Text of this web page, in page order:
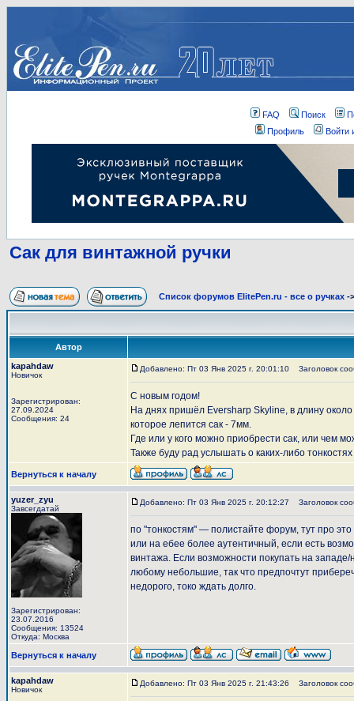
FAQ Поиск
Профиль
Войти
Сак для винтажной ручки
Список форумов ElitePen.ru - все о ручках -
Автор
kapahdaw
Новичок
Зарегистрирован:
27.09.2024
Сообщения: 24
Добавлено: Пт 03 Янв 2025 г. 20:01:10 Заголовок
С новым годом!
На днях пришёл Eversharp Skyline, в длину
которое лепится сак - 7мм.
Где или у кого можно приобрести сак, или чем
Также буду рад услышать о каких-либо
Вернуться к началу
yuzer_zyu
Завсегдатай
Зарегистрирован:
23.07.2016
Сообщения: 13524
Откуда: Москва
Добавлено: Пт 03 Янв 2025 г. 20:12:27 Заголовок
по "тонкостям" — полистайте форум, тут про
или на ебее более аутентичный, если есть
винтажа. Если возможности покупать на западе/
любому небольшие, так что предпочтут
недорого, токо ждать долго.
Вернуться к началу
kapahdaw
Новичок
Добавлено: Пт 03 Янв 2025 г. 21:43:26 Заголовок